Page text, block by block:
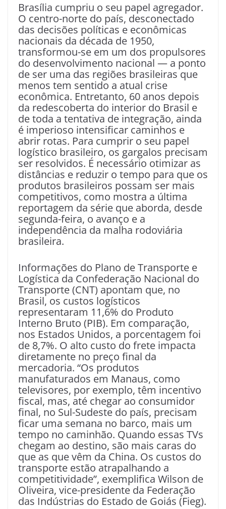
Brasília cumpriu o seu papel agregador.
O centro-norte do país, desconectado
das decisões políticas e econômicas
nacionais da década de 1950,
transformou-se em um dos propulsores
do desenvolvimento nacional — a ponto
de ser uma das regiões brasileiras que
menos tem sentido a atual crise
econômica. Entretanto, 60 anos depois
da redescoberta do interior do Brasil e
de toda a tentativa de integração, ainda
é imperioso intensificar caminhos e
abrir rotas. Para cumprir o seu papel
logístico brasileiro, os gargalos precisam
ser resolvidos. É necessário otimizar as
distâncias e reduzir o tempo para que os
produtos brasileiros possam ser mais
competitivos, como mostra a última
reportagem da série que aborda, desde
segunda-feira, o avanço e a
independência da malha rodoviária
brasileira.
Informações do Plano de Transporte e
Logística da Confederação Nacional do
Transporte (CNT) apontam que, no
Brasil, os custos logísticos
representaram 11,6% do Produto
Interno Bruto (PIB). Em comparação,
nos Estados Unidos, a porcentagem foi
de 8,7%. O alto custo do frete impacta
diretamente no preço final da
mercadoria. “Os produtos
manufaturados em Manaus, como
televisores, por exemplo, têm incentivo
fiscal, mas, até chegar ao consumidor
final, no Sul-Sudeste do país, precisam
ficar uma semana no barco, mais um
tempo no caminhão. Quando essas TVs
chegam ao destino, são mais caras do
que as que vêm da China. Os custos do
transporte estão atrapalhando a
competitividade”, exemplifica Wilson de
Oliveira, vice-presidente da Federação
das Indústrias do Estado de Goiás (Fieg).